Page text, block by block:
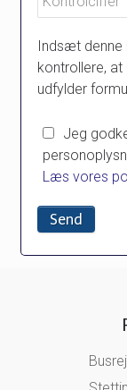
Indsæt denne
kontrollere,
udfylder
Jeg
Læs vores